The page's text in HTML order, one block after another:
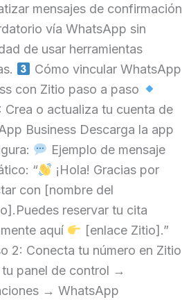
mensajes de confirmación
vía WhatsApp sin
de usar herramientas
Cómo vincular WhatsApp
con Zitio paso a paso
Crea o actualiza tu cuenta de
Business Descarga la app
Ejemplo de mensaje
“
¡Hola! Gracias por
con [nombre del
reservar tu cita
aquí
[enlace Zitio].”
2: Conecta tu número en Zitio
tu panel de control →
→ WhatsApp